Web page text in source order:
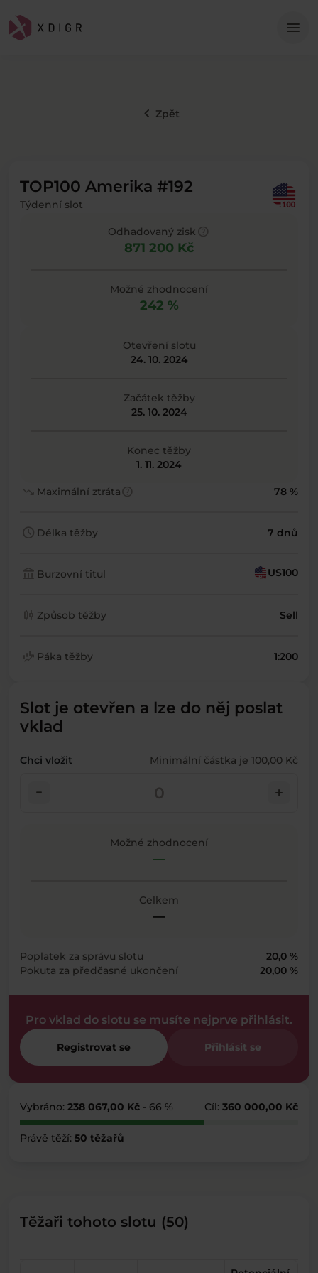
menu
keyboard_arrow_left Zpět
TOP100 Amerika #192
Týdenní slot
Odhadovaný zisk
871 200 Kč
Možné zhodnocení
242 %
Otevření slotu
24. 10. 2024
Začátek těžby
25. 10. 2024
Konec těžby
1. 11. 2024
trending_down Maximální ztrátahelp 78 %
schedule Délka těžby 7 dnů
account_balance Burzovní titul US100
candlestick_chart Způsob těžby Sell
finance_mode Páka těžby 1:200
Slot je otevřen a lze do něj poslat
vklad
Chci vložit Minimální částka je 100,00 Kč
check_indeterminate_small add
Možné zhodnocení
—
Celkem
—
Poplatek za správu slotu
20,0 %
Pokuta za předčasné ukončení
20,00 %
Pro vklad do slotu se musíte nejprve přihlásit.
Registrovat se Přihlásit se
Vybráno: 238 067,00 Kč - 66 % Cíl: 360 000,00 Kč
Právě těží: 50 těžařů
Těžaři tohoto slotu (50)